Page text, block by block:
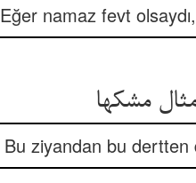
Eğer namaz fevt
مشکها
Bu ziyandan bu dertten